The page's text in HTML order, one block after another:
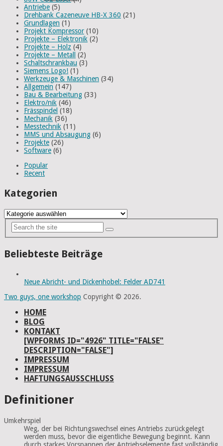
Antriebe (5)
Drehbank Cazeneuve HB-X 360 (21)
Grundlagen (1)
Projekt Kompressor (10)
Projekte – Elektronik (2)
Projekte – Holz (4)
Projekte – Metall
(2)
Schaltschrankbau (3)
Siemens Logo! (1)
Werkzeuge & Maschinen (34)
Allgemein (147)
Bau & Bearbeitung (33)
Elektro/nik (46)
Frässpindel (18)
Mechanik (36)
Messtechnik (11)
MMS und Absaugung (6)
Projekte (26)
Software (6)
Popular
Recent
Kategorien
Kategorien
Beliebteste Beiträge
Neue Abricht- und Dickenhobel: Felder AD741
Two guys, one workshop Copyright © 2026.
HOME
BLOG
KONTAKT
[WPFORMS ID="4926" TITLE="FALSE"
DESCRIPTION="FALSE"]
IMPRESSUM
IMPRESSUM
HAFTUNGSAUSSCHLUSS
Definitioner
Umkehrspiel
Weg, der bei Richtungswechsel eines Antriebs zurückgelegt
werden muss, bevor die eigentliche Bewegung beginnt. Kann